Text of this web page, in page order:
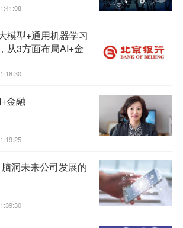
模型+通用机器学习
从3方面布局AI+金
金融
洞未来公司发展的